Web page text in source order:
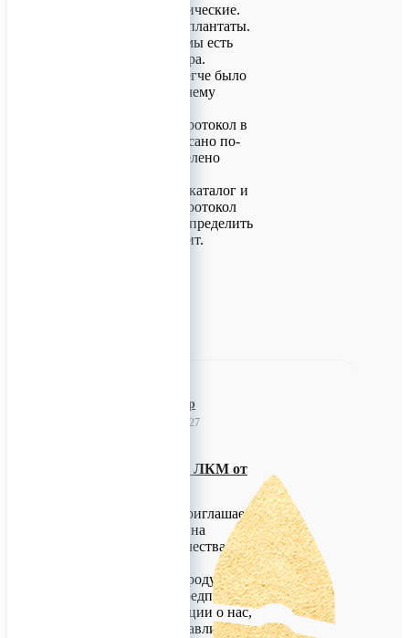
конические, классические.
короткие и минииплантаты.
Для каждой системы есть
своя супраструктура.
Для того, чтобы легче было
разобраться что к чему
ортопедический протокол в
котором все расписано по-
артикульно и выделено
Имея перед собой каталог и
ортопедический протокол
довольно просто определить
что к чему подходит.
ЛКЗ Лаковар
30 мая 2023 09:27
Ищем дилеров по ЛКМ от
ЛКЗ ЛАКОВАР приглашает
вас к переговорам на
предмет сотрудничества на
Мы производим продукцию
на собственном предприятии
в СПб. В презентации о нас,
мы не будем останавливаться